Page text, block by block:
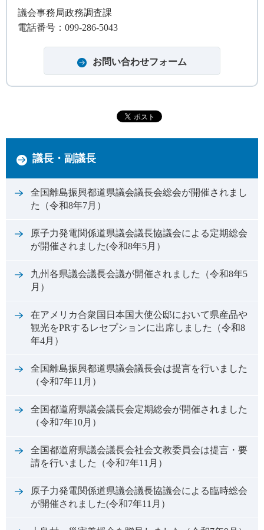
議会事務局政務調査課
電話番号：099-286-5043
議長・副議長
全国離島振興都道県議会議長会総会が開催されまし
た（令和8年7月）
原子力発電関係道県議会議長協議会による定期総会
が開催されました(令和8年5月）
九州各県議会議長会議が開催されました（令和8年5
月）
在アメリカ合衆国日本国大使公邸において県産品や
観光をPRするレセプションに出席しました（令和8
年4月）
全国離島振興都道県議会議長会は提言を行いました
（令和7年11月）
全国都道府県議会議長会定期総会が開催されました
（令和7年10月）
全国都道府県議会議長会社会文教委員会は提言・要
請を行いました（令和7年11月）
原子力発電関係道県議会議長協議会による臨時総会
が開催されました(令和7年11月）